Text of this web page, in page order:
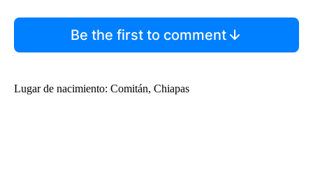
Be the first to comment
Lugar de nacimiento: Comitán, Chiapas